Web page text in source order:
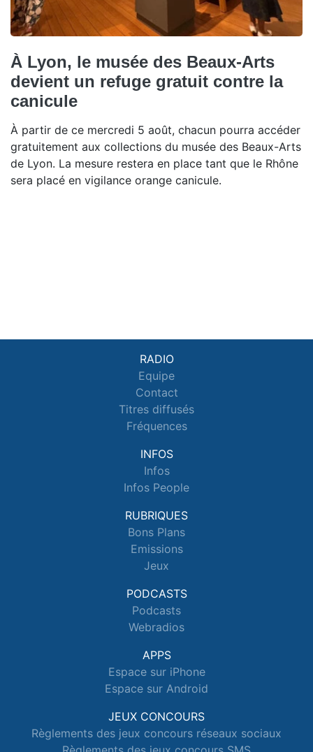
À Lyon, le musée des Beaux-Arts
devient un refuge gratuit contre la
canicule
À partir de ce mercredi 5 août, chacun pourra accéder
gratuitement aux collections du musée des Beaux-Arts
de Lyon. La mesure restera en place tant que le Rhône
sera placé en vigilance orange canicule.
RADIO
Equipe
Contact
Titres diffusés
Fréquences
INFOS
Infos
Infos People
RUBRIQUES
Bons Plans
Emissions
Jeux
PODCASTS
Podcasts
Webradios
APPS
Espace sur iPhone
Espace sur Android
JEUX CONCOURS
Règlements des jeux concours réseaux sociaux